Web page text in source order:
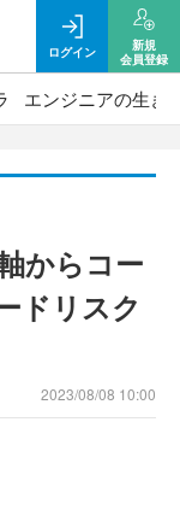
ログイン
新規
会員登録
エンジニアの生き
からコー
ドリスク
2023/08/08 10:00